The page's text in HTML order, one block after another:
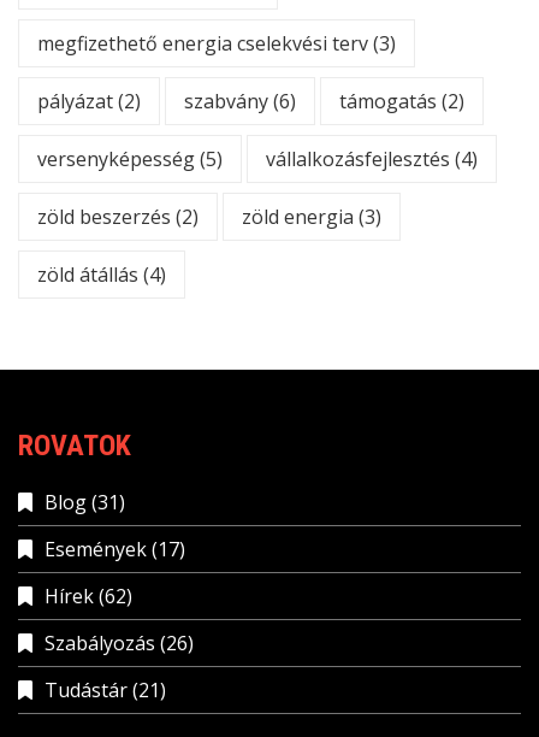
megfizethető energia cselekvési terv(3)
pályázat(2) szabvány(6) támogatás (2)
versenyképesség(5) vállalkozásfejlesztés (4)
zöld beszerzés (2) zöld energia (3)
zöld átállás (4)
ROVATOK
Blog(31)
Események(17)
Hírek(62)
Szabályozás (26)
Tudástár(21)